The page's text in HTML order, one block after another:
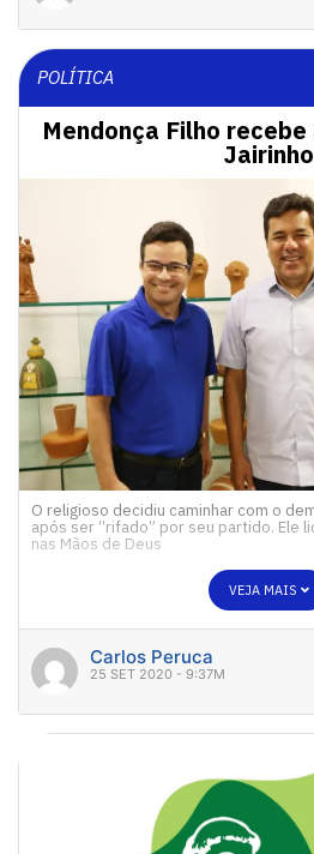
POLÍTICA
Mendonça Filho
Jairinho
O religioso decidiu caminhar com o
após ser “rifado” por seu partido. Ele
nas Mãos de Deus
VEJA MAIS
Carlos Peruca
25 SET 2020 - 9:37M